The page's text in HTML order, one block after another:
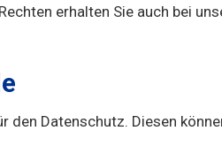
erhalten Sie auch bei
Datenschutz. Diesen